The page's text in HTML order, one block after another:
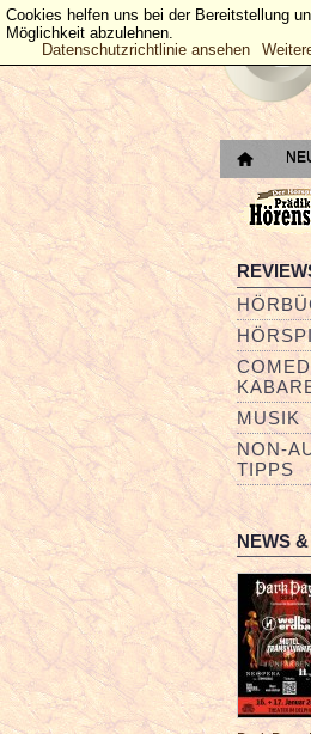
MUSIK
NON-
TIPPS
NEWS
Cookies helfen uns bei der Bereitstellung
Möglichkeit abzulehnen.
Datenschutzrichtlinie ansehen